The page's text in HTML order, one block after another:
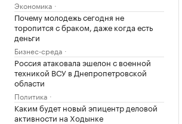
Экономика
Почему молодежь сегодня не
торопится с браком, даже когда есть
деньги
Бизнес-среда
Россия атаковала эшелон с военной
техникой ВСУ в Днепропетровской
области
Политика
Каким будет новый эпицентр деловой
активности на Ходынке